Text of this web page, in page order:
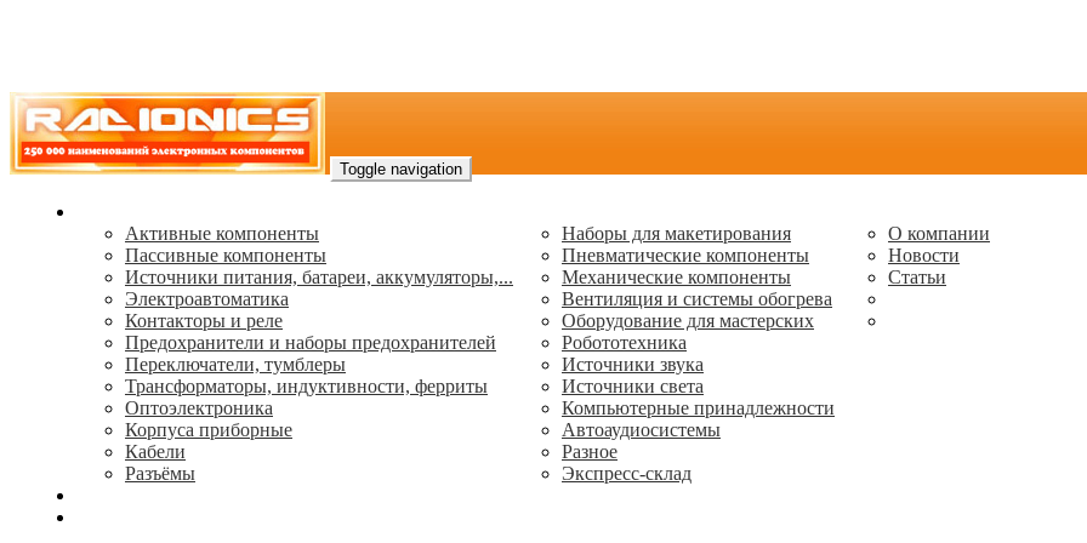
Toggle navigation
Активные компоненты
Пассивные компоненты
Источники питания, батареи, аккумуляторы,...
Электроавтоматика
Контакторы и реле
Предохранители и наборы предохранителей
Переключатели, тумблеры
Трансформаторы, индуктивности, ферриты
Oптоэлектроника
Корпуса приборные
Кабели
Разъёмы
Наборы для макетирования
Пневматические компоненты
Механические компоненты
Вентиляция и системы обогрева
Оборудование для мастерских
Робототехника
Источники звука
Источники света
Компьютерные принадлежности
Автоаудиосистемы
Разное
Экспресс-склад
О компании
Новости
Статьи